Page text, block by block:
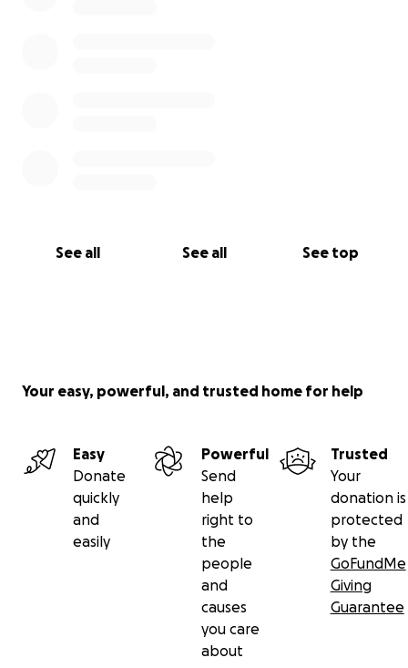
See all See all See top
Your easy, powerful, and trusted home for help
Easy
Donate
quickly
and
easily
Powerful
Send
help
right to
the
people
and
causes
you care
about
Trusted
Your
donation is
protected
by the
GoFundMe
Giving
Guarantee